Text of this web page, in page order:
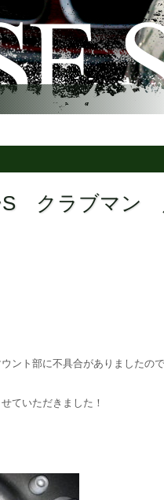
S クラブマン
ント部に不具合がありましたので
ていただきました！